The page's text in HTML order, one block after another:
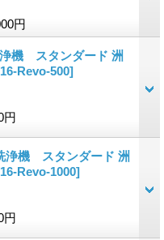
円
機 スタンダード 洲
Revo-500]
円
浄機 スタンダード 洲
Revo-1000]
円